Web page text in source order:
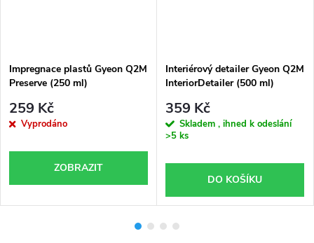
Impregnace plastů Gyeon Q2M
Preserve (250 ml)
259 Kč
Vyprodáno
ZOBRAZIT
Interiérový detailer Gyeon Q2M
InteriorDetailer (500 ml)
359 Kč
Skladem , ihned k odeslání
>5 ks
DO KOŠÍKU